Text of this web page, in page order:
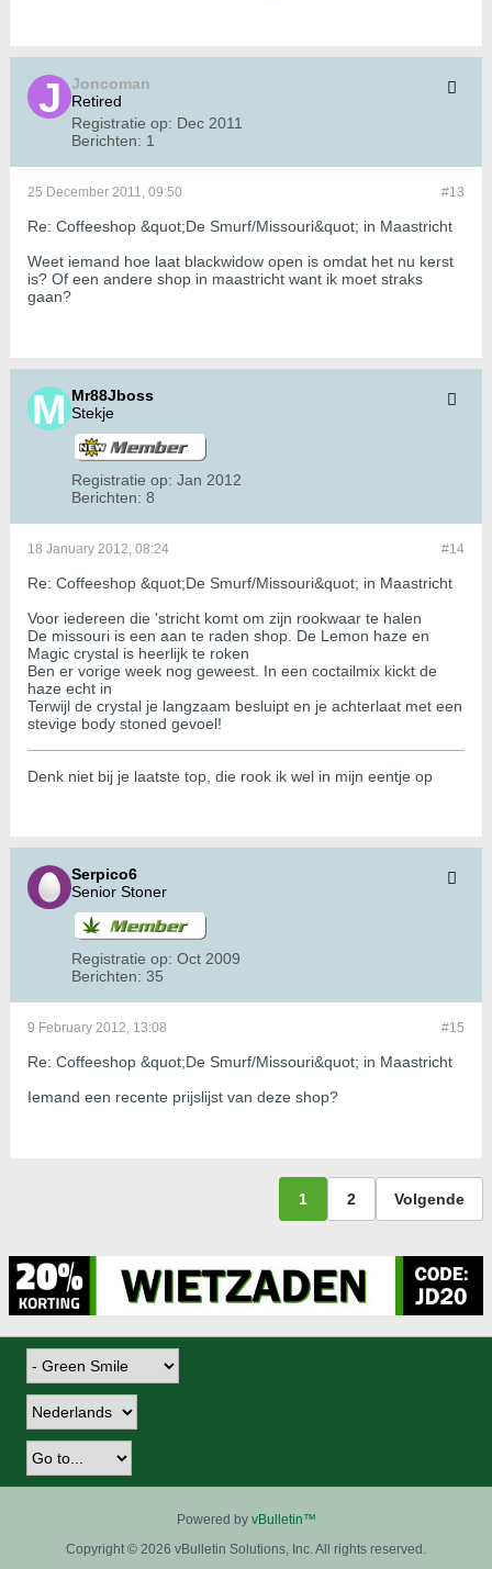
Joncoman
Retired
Registratie op: Dec 2011
Berichten: 1
#13
25 December 2011, 09:50
Re: Coffeeshop &quot;De Smurf/Missouri&quot; in Maastricht
Weet iemand hoe laat blackwidow open is omdat het nu kerst
is? Of een andere shop in maastricht want ik moet straks
gaan?
Mr88Jboss
Stekje
Registratie op: Jan 2012
Berichten: 8
#14
18 January 2012, 08:24
Re: Coffeeshop &quot;De Smurf/Missouri&quot; in Maastricht
Voor iedereen die 'stricht komt om zijn rookwaar te halen
De missouri is een aan te raden shop. De Lemon haze en
Magic crystal is heerlijk te roken
Ben er vorige week nog geweest. In een coctailmix kickt de
haze echt in
Terwijl de crystal je langzaam besluipt en je achterlaat met een
stevige body stoned gevoel!
Denk niet bij je laatste top, die rook ik wel in mijn eentje op
Serpico6
Senior Stoner
Registratie op: Oct 2009
Berichten: 35
#15
9 February 2012, 13:08
Re: Coffeeshop &quot;De Smurf/Missouri&quot; in Maastricht
Iemand een recente prijslijst van deze shop?
1 2 Volgende
Powered by vBulletin™
Copyright © 2026 vBulletin Solutions, Inc. All rights reserved.